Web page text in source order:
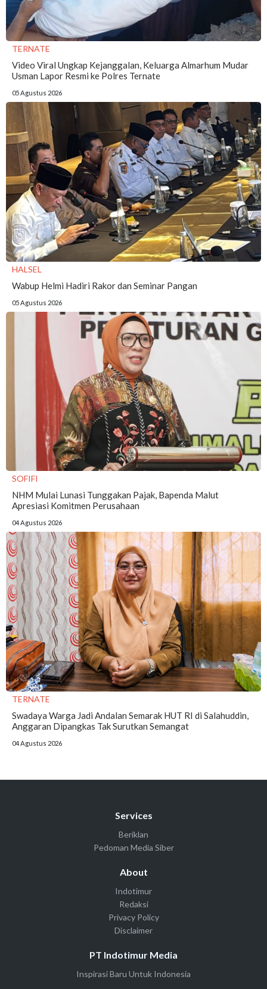
TERNATE
Video Viral Ungkap Kejanggalan, Keluarga Almarhum Mudar
Usman Lapor Resmi ke Polres Ternate
05 Agustus 2026
HALSEL
Wabup Helmi Hadiri Rakor dan Seminar Pangan
05 Agustus 2026
SOFIFI
NHM Mulai Lunasi Tunggakan Pajak, Bapenda Malut
Apresiasi Komitmen Perusahaan
04 Agustus 2026
TERNATE
Swadaya Warga Jadi Andalan Semarak HUT RI di Salahuddin,
Anggaran Dipangkas Tak Surutkan Semangat
04 Agustus 2026
Services
Beriklan
Pedoman Media Siber
About
Indotimur
Redaksi
Privacy Policy
Disclaimer
PT Indotimur Media
Inspirasi Baru Untuk Indonesia